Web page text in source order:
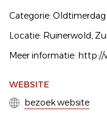
Categorie:
Locatie: Ruinerwold,
Meer informatie:
WEBSITE
bezoek website